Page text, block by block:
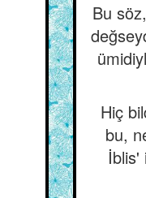
Bu
Hiç
bu,
İblis'